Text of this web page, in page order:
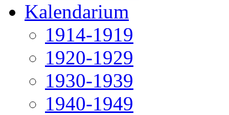
Kalendarium
1914-1919
1920-1929
1930-1939
1940-1949